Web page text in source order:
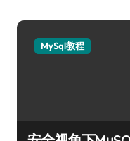
MySql教程